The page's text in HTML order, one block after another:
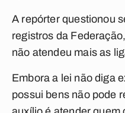
A repórter questionou
registros da
não atendeu mais as
Embora a lei não diga
possui bens não pode